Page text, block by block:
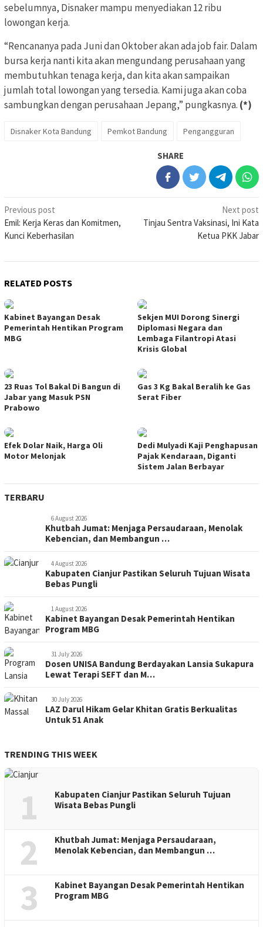
sebelumnya, Disnaker mampu menyediakan 12 ribu
lowongan kerja.
“Rencananya pada Juni dan Oktober akan ada job fair. Dalam
bursa kerja nanti kita akan mengundang perusahaan yang
membutuhkan tenaga kerja, dan kita akan sampaikan
jumlah total lowongan yang tersedia. Kami juga akan coba
sambungkan dengan perusahaan Jepang,” pungkasnya. (*)
Disnaker Kota Bandung Pemkot Bandung Pengangguran
SHARE
Post
navigation
Previous post
Emil: Kerja Keras dan Komitmen,
Kunci Keberhasilan
Next post
Tinjau Sentra Vaksinasi, Ini Kata
Ketua PKK Jabar
RELATED POSTS
Kabinet Bayangan Desak
Pemerintah Hentikan Program
MBG
Sekjen MUI Dorong Sinergi
Diplomasi Negara dan
Lembaga Filantropi Atasi
Krisis Global
23 Ruas Tol Bakal Di Bangun di
Jabar yang Masuk PSN
Prabowo
Gas 3 Kg Bakal Beralih ke Gas
Serat Fiber
Efek Dolar Naik, Harga Oli
Motor Melonjak
Dedi Mulyadi Kaji Penghapusan
Pajak Kendaraan, Diganti
Sistem Jalan Berbayar
TERBARU
6 August 2026
Khutbah Jumat: Menjaga Persaudaraan, Menolak
Kebencian, dan Membangun …
4 August 2026
Kabupaten Cianjur Pastikan Seluruh Tujuan Wisata
Bebas Pungli
1 August 2026
Kabinet Bayangan Desak Pemerintah Hentikan
Program MBG
31 July 2026
Dosen UNISA Bandung Berdayakan Lansia Sukapura
Lewat Terapi SEFT dan M…
30 July 2026
LAZ Darul Hikam Gelar Khitan Gratis Berkualitas
Untuk 51 Anak
TRENDING THIS WEEK
1
Kabupaten Cianjur Pastikan Seluruh Tujuan
Wisata Bebas Pungli
2
Khutbah Jumat: Menjaga Persaudaraan,
Menolak Kebencian, dan Membangun …
3
Kabinet Bayangan Desak Pemerintah Hentikan
Program MBG